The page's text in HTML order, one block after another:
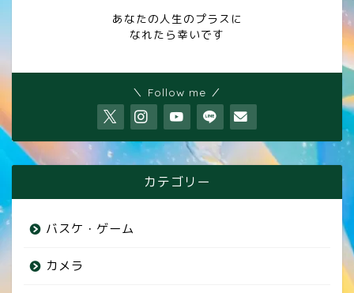
あなたの人生のプラスに
なれたら幸いです
＼ Follow me ／
カテゴリー
バスケ・ゲーム
カメラ